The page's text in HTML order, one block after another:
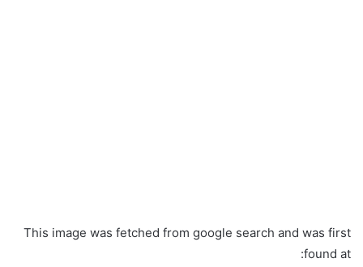
This image was fetched from google search and was first
found at: